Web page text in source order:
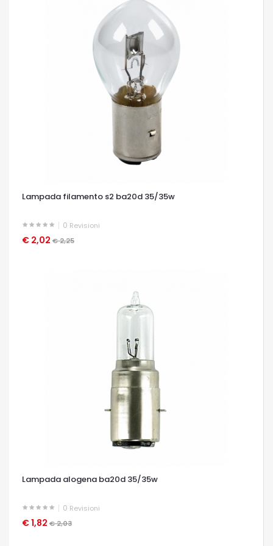
Lampada filamento s2 ba20d 35/35w
0 Revisioni
€ 2,02 € 2,25
OCCHIATA VELOCE
Lampada alogena ba20d 35/35w
0 Revisioni
€ 1,82 € 2,03
OCCHIATA VELOCE